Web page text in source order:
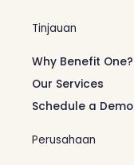
Tinjauan
Why Benefit One?
Our Services
Schedule a Demo
Perusahaan